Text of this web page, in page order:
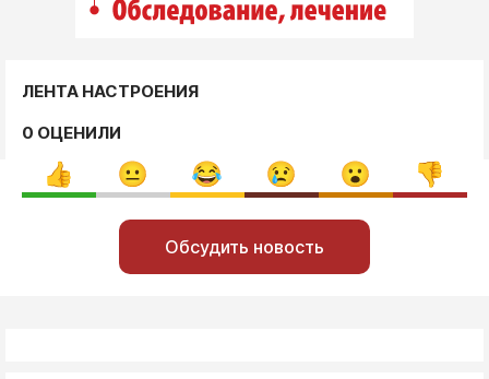
ЛЕНТА НАСТРОЕНИЯ
0 ОЦЕНИЛИ
Обсудить новость